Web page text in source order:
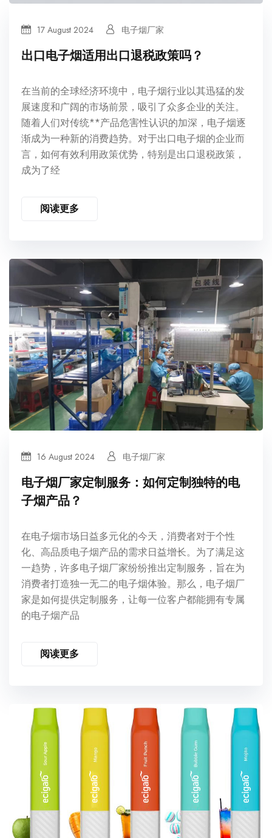
17 August 2024 电子烟厂家
出口电子烟适用出口退税政策吗？
在当前的全球经济环境中，电子烟行业以其迅猛的发
展速度和广阔的市场前景，吸引了众多企业的关注。
随着人们对传统**产品危害性认识的加深，电子烟逐
渐成为一种新的消费趋势。对于出口电子烟的企业而
言，如何有效利用政策优势，特别是出口退税政策，
成为了经
阅读更多
16 August 2024 电子烟厂家
电子烟厂家定制服务：如何定制独特的电
子烟产品？
在电子烟市场日益多元化的今天，消费者对于个性
化、高品质电子烟产品的需求日益增长。为了满足这
一趋势，许多电子烟厂家纷纷推出定制服务，旨在为
消费者打造独一无二的电子烟体验。那么，电子烟厂
家是如何提供定制服务，让每一位客户都能拥有专属
的电子烟产品
阅读更多